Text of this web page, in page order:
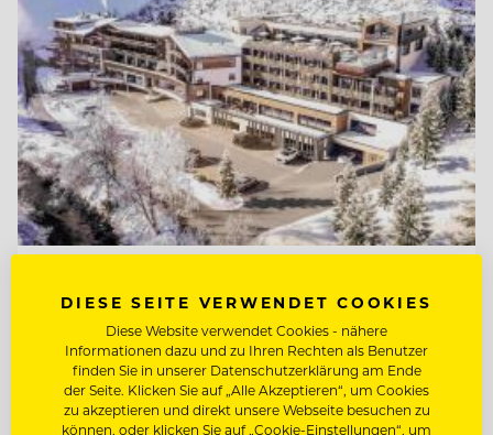
Natur- & Biohotel Bergzeit
6675 Tannheim, Österreich
DIESE SEITE VERWENDET COOKIES
Diese Website verwendet Cookies - nähere
Informationen dazu und zu Ihren Rechten als Benutzer
finden Sie in unserer Datenschutzerklärung am Ende
der Seite. Klicken Sie auf „Alle Akzeptieren“, um Cookies
zu akzeptieren und direkt unsere Webseite besuchen zu
können, oder klicken Sie auf „Cookie-Einstellungen“, um